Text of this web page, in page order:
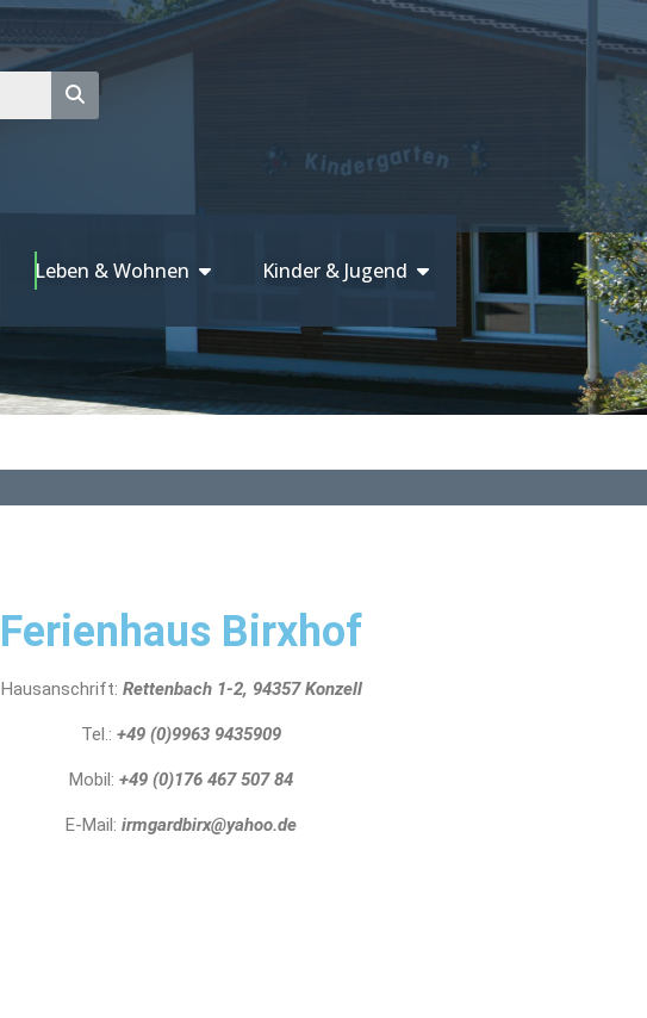
Leben & Wohnen Kinder & Jugend
Ferienhaus Birxhof
Hausanschrift: Rettenbach 1-2, 94357 Konzell
Tel.: +49 (0)9963 9435909
Mobil: +49 (0)176 467 507 84
E-Mail: irmgardbirx@yahoo.de